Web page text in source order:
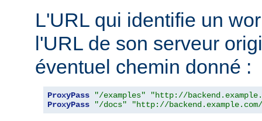
L'URL qui identifie un
l'URL de son serveur
éventuel chemin donné :
ProxyPass "/examples"
"http://
ProxyPass
"/docs" "http://